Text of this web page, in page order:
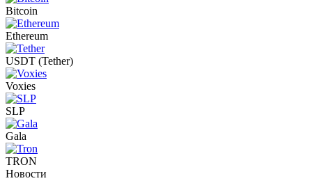
Bitcoin
Ethereum
USDT (Tether)
Voxies
SLP
Gala
TRON
Новости